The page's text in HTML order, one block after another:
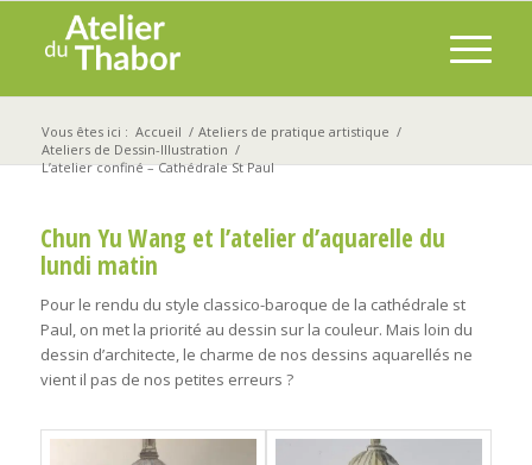
Vous êtes ici : Accueil / Ateliers de pratique artistique /
Ateliers de Dessin-Illustration /
L’atelier confiné – Cathédrale St Paul
Chun Yu Wang et l’atelier d’aquarelle du
lundi matin
Pour le rendu du style classico-baroque de la cathédrale st
Paul, on met la priorité au dessin sur la couleur. Mais loin du
dessin d’architecte, le charme de nos dessins aquarellés ne
vient il pas de nos petites erreurs ?